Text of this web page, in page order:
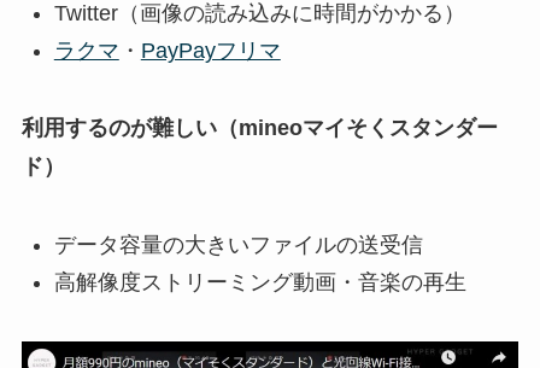
Twitter（画像の読み込みに時間がかかる）
ラクマ ・ PayPayフリマ
利用するのが難しい（mineoマイそくスタンダー
ド）
データ容量の大きいファイルの送受信
高解像度ストリーミング動画・音楽の再生